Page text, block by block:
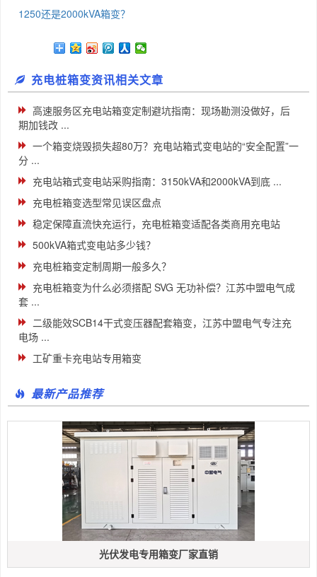
1250还是2000kVA箱变？
充电桩箱变资讯相关文章
高速服务区充电站箱变定制避坑指南：现场勘测没做好，后
期加钱改 ...
一个箱变烧毁损失超80万？充电站箱式变电站的“安全配置”一
分 ...
充电站箱式变电站采购指南：3150kVA和2000kVA到底 ...
充电桩箱变选型常见误区盘点
稳定保障直流快充运行，充电桩箱变适配各类商用充电站
500kVA箱式变电站多少钱？
充电桩箱变定制周期一般多久？
充电桩箱变为什么必须搭配 SVG 无功补偿？江苏中盟电气成
套 ...
二级能效SCB14干式变压器配套箱变，江苏中盟电气专注充
电场 ...
工矿重卡充电站专用箱变
最新产品推荐
光伏发电专用箱变厂家直销